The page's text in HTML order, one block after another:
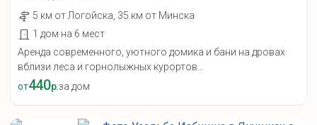
5 км от Лoгойcка, 35 км от Минска
1 дом на 6 мест
Аренда современного, уютного домика и бани на дровах
вблизи леса и горнолыжных курортов...
от440р.за дом